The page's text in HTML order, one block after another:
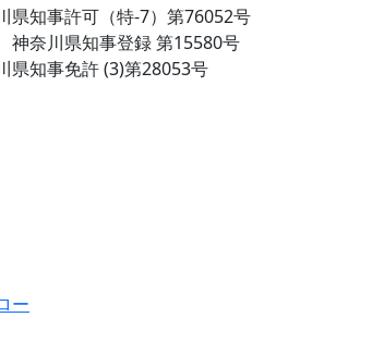
知事許可（特-7）第76052号
奈川県知事登録 第15580号
知事免許 (3)第28053号
ー